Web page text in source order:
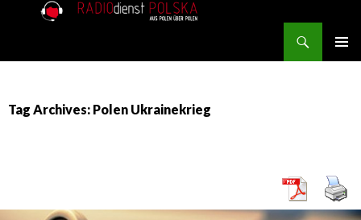
Tag Archives: Polen Ukrainekrieg